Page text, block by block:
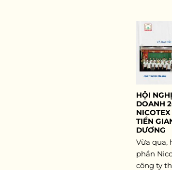
HỘI
DOANH
TIỀN
DƯƠNG
Vừa qua,
phần
công ty